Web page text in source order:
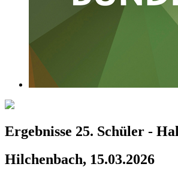
Ergebnisse 25. Schüler -
Hilchenbach, 15.03.2026